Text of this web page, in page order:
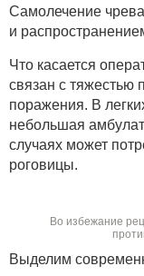
Самолечение
и
Что касается
связан с тяжестью
поражения. В
небольшая
случаях может
роговицы.
Во избежание
Выделим